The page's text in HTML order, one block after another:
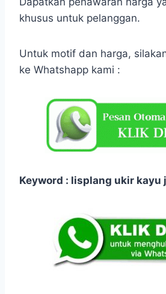
khusus untuk pelanggan.
Untuk motif dan harga,
ke Whatshapp kami :
Keyword : lisplang ukir kayu